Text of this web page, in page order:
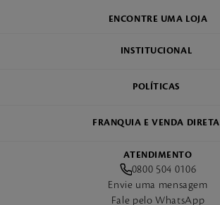
ENCONTRE UMA LOJA
INSTITUCIONAL
POLÍTICAS
FRANQUIA E VENDA DIRETA
ATENDIMENTO
0800 504 0106
Envie uma mensagem
Fale pelo WhatsApp